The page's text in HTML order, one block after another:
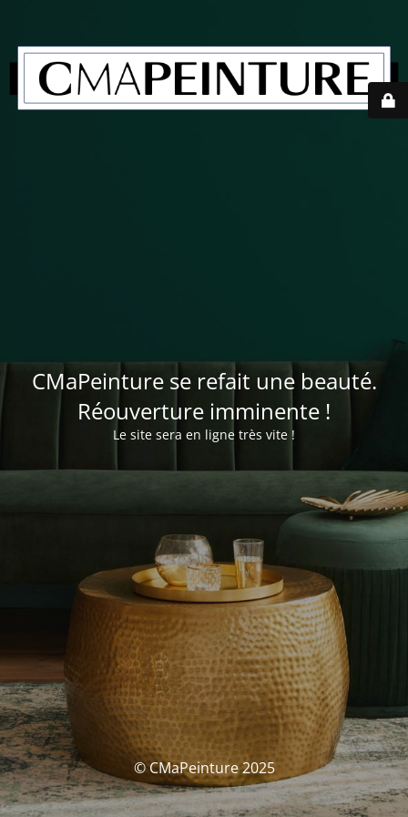
CMaPeinture se refait une beauté.
Réouverture imminente !
Le site sera en ligne très vite !
© CMaPeinture 2025